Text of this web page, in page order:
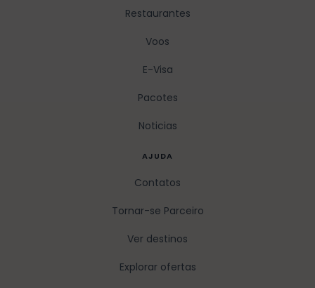
Restaurantes
Voos
E-Visa
Pacotes
Noticias
AJUDA
Contatos
Tornar-se Parceiro
Ver destinos
Explorar ofertas